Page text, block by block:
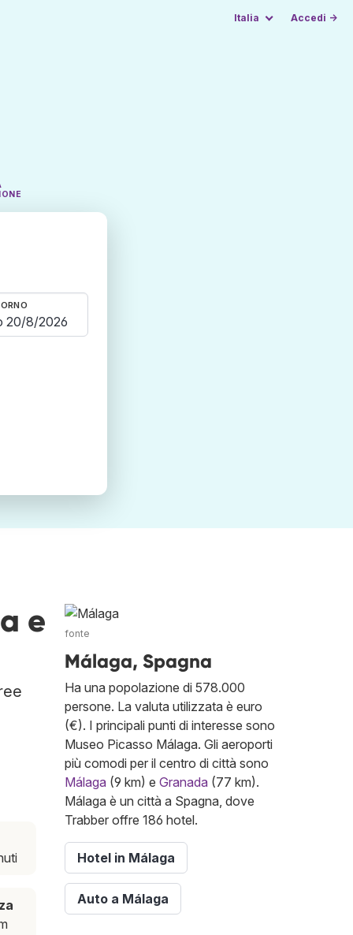
Italia Accedi →
e fonte
Málaga, Spagna
Ha una popolazione di 578.000
persone. La valuta utilizzata è euro
(€). I principali punti di interesse sono
Museo Picasso Málaga. Gli aeroporti
più comodi per il centro di città sono
Málaga (9 km) e Granada (77 km).
Málaga è un città a Spagna, dove
Trabber offre 186 hotel.
Hotel in Málaga
Auto a Málaga